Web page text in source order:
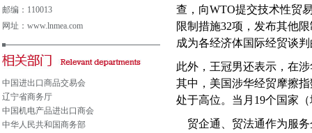
邮编：110013
网址：www.lnmea.com
中国进出口商品交易会
辽宁省商务厅
中国机电产品进出口商会
中华人民共和国商务部
查，向WTO提交技术性贸
限制措施32项，发布其他
成为各经济体国际经贸谈
此外，王冠男还表示，在
其中，美国涉华经贸摩擦
处于高位。当月 19个国家
贸企通、贸法通作为服务